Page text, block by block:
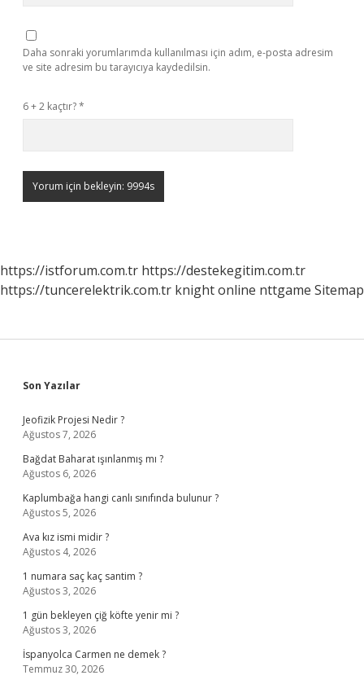
Daha sonraki yorumlarımda kullanılması için adım, e-posta adresim
ve site adresim bu tarayıcıya kaydedilsin.
6 + 2 kaçtır?*
https://istforum.com.tr https://destekegitim.com.tr
https://tuncerelektrik.com.tr knight online nttgame Sitemap
Sidebar
Son Yazılar
Jeofizik Projesi Nedir ?
Ağustos 7, 2026
Bağdat Baharat ışınlanmış mı ?
Ağustos 6, 2026
Kaplumbağa hangi canlı sınıfında bulunur ?
Ağustos 5, 2026
Ava kız ismi midir ?
Ağustos 4, 2026
1 numara saç kaç santim ?
Ağustos 3, 2026
1 gün bekleyen çiğ köfte yenir mi ?
Ağustos 3, 2026
İspanyolca Carmen ne demek ?
Temmuz 30, 2026